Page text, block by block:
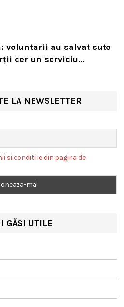
voluntarii au salvat sute
cer un serviciu
LA NEWSLETTER
si conditiile din pagina de
GĂSI UTILE